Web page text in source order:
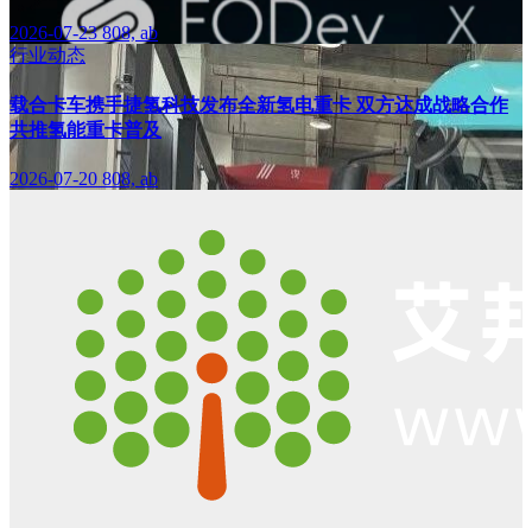
2026-07-23808, ab
行业动态
载合卡车携手捷氢科技发布全新氢电重卡 双方达成战略合作
共推氢能重卡普及
2026-07-20 808, ab